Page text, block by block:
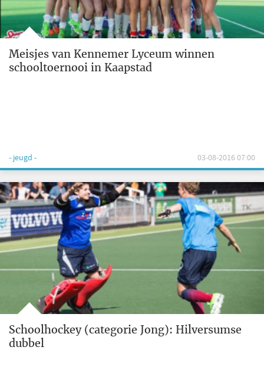
Meisjes van Kennemer Lyceum winnen
schooltoernooi in Kaapstad
- jeugd - 03-08-2016 07:00
Schoolhockey (categorie Jong): Hilversumse
dubbel